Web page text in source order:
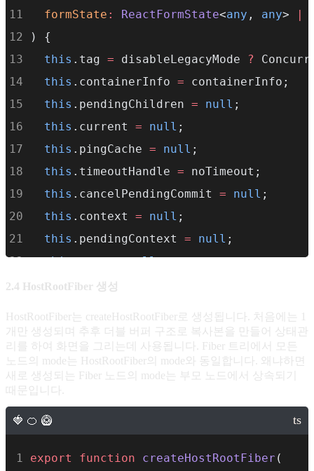
    onRecoverableError,
    formState,
uninitializedFiber
  root.current
uninitializedFiber;
root;
formState : ReactFormState<any , any>
) {
this .tag = disableLegacyMode ?
this .containerInfo = containerInfo;
this .pendingChildren = null ;
this .current = null ;
this .pingCache = null ;
this .timeoutHandle = noTimeout;
this .cancelPendingCommit = null ;
this .context = null ;
this .pendingContext = null ;
this.next = null;
this.callbackNode
this
.expirationTimes = createLaneMap
this .pendingLanes
NoLanes;
this
this
this
.expiredLanes = NoLanes;
2.4 HostRootFiber 생성
HostRootFiber는 createHostRootFiber로 생성됩니다. 처음에는 1
개만 생성되며 추후 더블 버퍼 구조로 복사본을 만들어 상태관
리를 하여 화면을 그리는데 사용됩니다. Fiber 트리에서 모든
노드의 mode는 HostRootFiber의 mode와 동일합니다. 왜냐하면
새로 생성되는 Fiber 노드의 mode는 부모 노드에서 상속되기
때문입니다.
export function createHostRootFiber (